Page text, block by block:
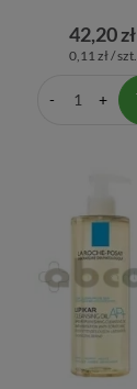
42,20 zł
0,11 zł / szt.